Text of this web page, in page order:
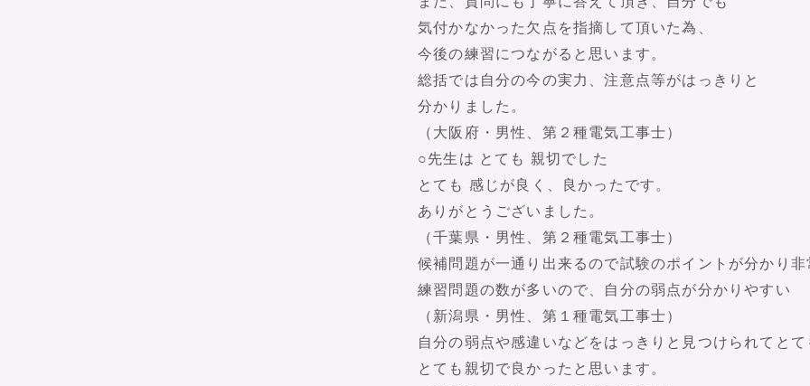
気付かなかった欠点を指摘して頂いた為、
今後の練習につながると思います。
総括では自分の今の実力、注意点等がはっきりと
分かりました。
（大阪府・男性、第２種電気工事士）
○先生は とても 親切でした
とても 感じが良く、良かったです。
ありがとうございました。
（千葉県・男性、第２種電気工事士）
候補問題が一通り出来るので試験のポイントが分かり非
練習問題の数が多いので、自分の弱点が分かりやすい
（新潟県・男性、第１種電気工事士）
自分の弱点や感違いなどをはっきりと見つけられてとて
とても親切で良かったと思います。